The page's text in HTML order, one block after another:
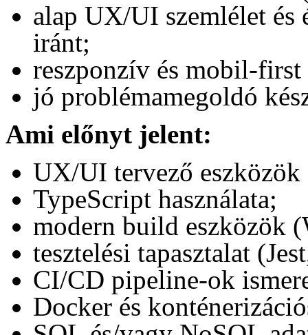
alap UX/UI szemlélet és
iránt;
reszponzív és mobil-
jó problémamegoldó
Ami előnyt jelent:
UX/UI tervező
TypeScript használata;
modern build eszközök
tesztelési tapasztalat
CI/CD pipeline-ok
Docker és